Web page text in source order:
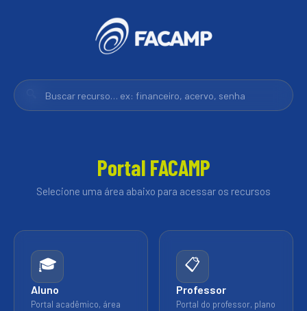
Portal FACAMP
Selecione uma área abaixo para acessar os recursos
🎓
Aluno
Portal acadêmico, área
📋
Professor
Portal do professor, plano